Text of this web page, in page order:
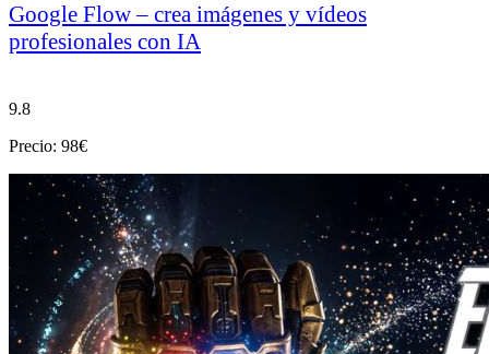
Google Flow – crea imágenes y vídeos
profesionales con IA
9.8
Precio: 98€